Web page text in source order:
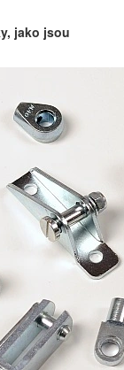
jako jsou